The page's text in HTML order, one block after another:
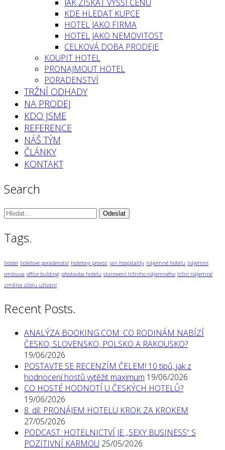
JAK ZÍSKAT VYŠŠÍ CENU
KDE HLEDAT KUPCE
HOTEL JAKO FIRMA
HOTEL JAKO NEMOVITOST
CELKOVÁ DOBA PRODEJE
KOUPIT HOTEL
PRONAJMOUT HOTEL
PORADENSTVÍ
TRŽNÍ ODHADY
NA PRODEJ
KDO JSME
REFERENCE
NÁŠ TÝM
ČLÁNKY
KONTAKT
Search
Vyhledávání:
Tags.
hostel hotelové poradenství hotelový provoz jan hospitality nájemné hotelu nájemní
smlouva office bulding přestavba hotelu stanovení tržního nájemného tržní nájemné
změna účelu užívání
Recent Posts.
ANALÝZA BOOKING.COM: CO RODINÁM NABÍZÍ
ČESKO, SLOVENSKO, POLSKO A RAKOUSKO?
19/06/2026
POSTAVTE SE RECENZÍM ČELEM! 10 tipů, jak z
hodnocení hostů vytěžit maximum 19/06/2026
CO HOSTÉ HODNOTÍ U ČESKÝCH HOTELŮ?
19/06/2026
8. díl: PRONÁJEM HOTELU KROK ZA KROKEM
27/05/2026
PODCAST: HOTELNICTVÍ JE „SEXY BUSINESS“ S
POZITIVNÍ KARMOU 25/05/2026